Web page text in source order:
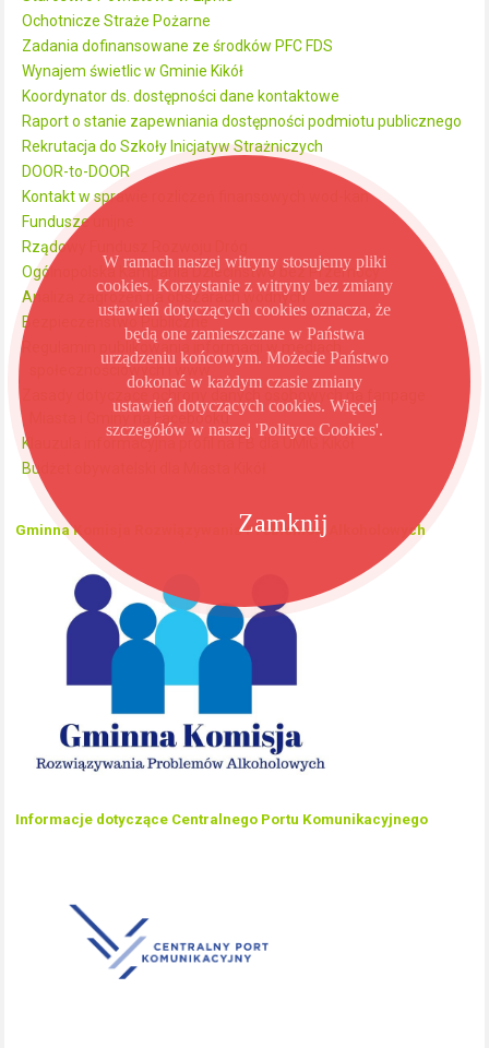
Ochotnicze Straże Pożarne
Zadania dofinansowane ze środków PFC FDS
Wynajem świetlic w Gminie Kikół
Koordynator ds. dostępności dane kontaktowe
Raport o stanie zapewniania dostępności podmiotu publicznego
Rekrutacja do Szkoły Inicjatyw Strażniczych
DOOR-to-DOOR
Kontakt w sprawie rozliczeń finansowych wod-kan
Fundusze unijne
Rządowy Fundusz Rozwoju Dróg
Ogólnopolska Kampania Dzieciństwo bez Przemocy
Analiza zagrożeń na obszarach wodnych
Bezpieczeństwo Publiczne
Regulamin publikowania informacji w mediach
społecznościowych i www
Zasady dotyczące ochrony danych osobowych na fanpage
Miasta i Gminy na Facebooku
Klauzula informacyjna profil na FB dla UMiG Kikół
Budżet obywatelski dla Miasta Kikół
Gminna Komisja Rozwiązywania Problemów Alkoholowych
Informacje dotyczące Centralnego Portu Komunikacyjnego
Zamknij
W ramach naszej witryny stosujemy pliki
cookies. Korzystanie z witryny bez zmiany
ustawień dotyczących cookies oznacza, że
będą one zamieszczane w Państwa
urządzeniu końcowym. Możecie Państwo
dokonać w każdym czasie zmiany
ustawień dotyczących cookies. Więcej
szczegółów w naszej 'Polityce Cookies'.